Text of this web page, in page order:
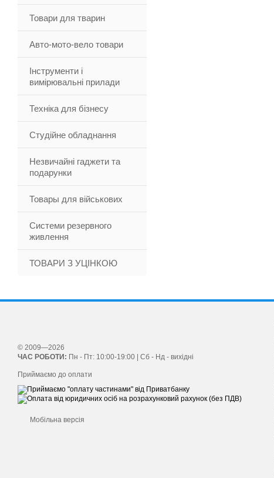
Товари для тварин
Авто-мото-вело товари
Інструменти і
вимірювальні прилади
Техніка для бізнесу
Студійне обладнання
Незвичайні гаджети та
подарунки
Товары для військових
Системи резервного
живлення
ТОВАРИ З УЦІНКОЮ
© 2009—2026
ЧАС РОБОТИ: Пн - Пт: 10:00-19:00 | Сб - Нд - вихідні
Приймаємо до оплати
Мобільна версія